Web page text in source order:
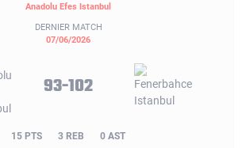
Anadolu Efes Istanbul
DERNIER MATCH
07/06/2026
93-102
15 PTS 3 REB 0 AST